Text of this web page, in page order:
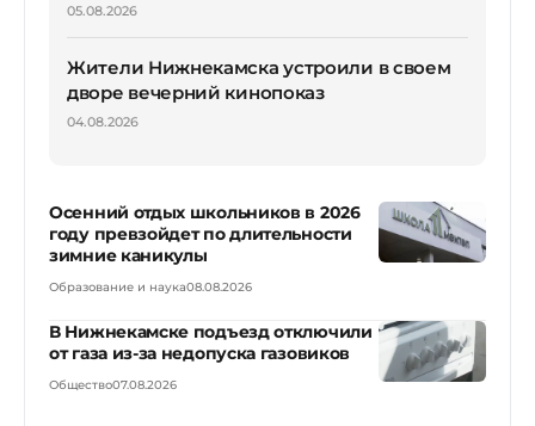
05.08.2026
Жители Нижнекамска устроили в своем
дворе вечерний кинопоказ
04.08.2026
Осенний отдых школьников в 2026
году превзойдет по длительности
зимние каникулы
Образование и наука08.08.2026
В Нижнекамске подъезд отключили
от газа из-за недопуска газовиков
Общество07.08.2026